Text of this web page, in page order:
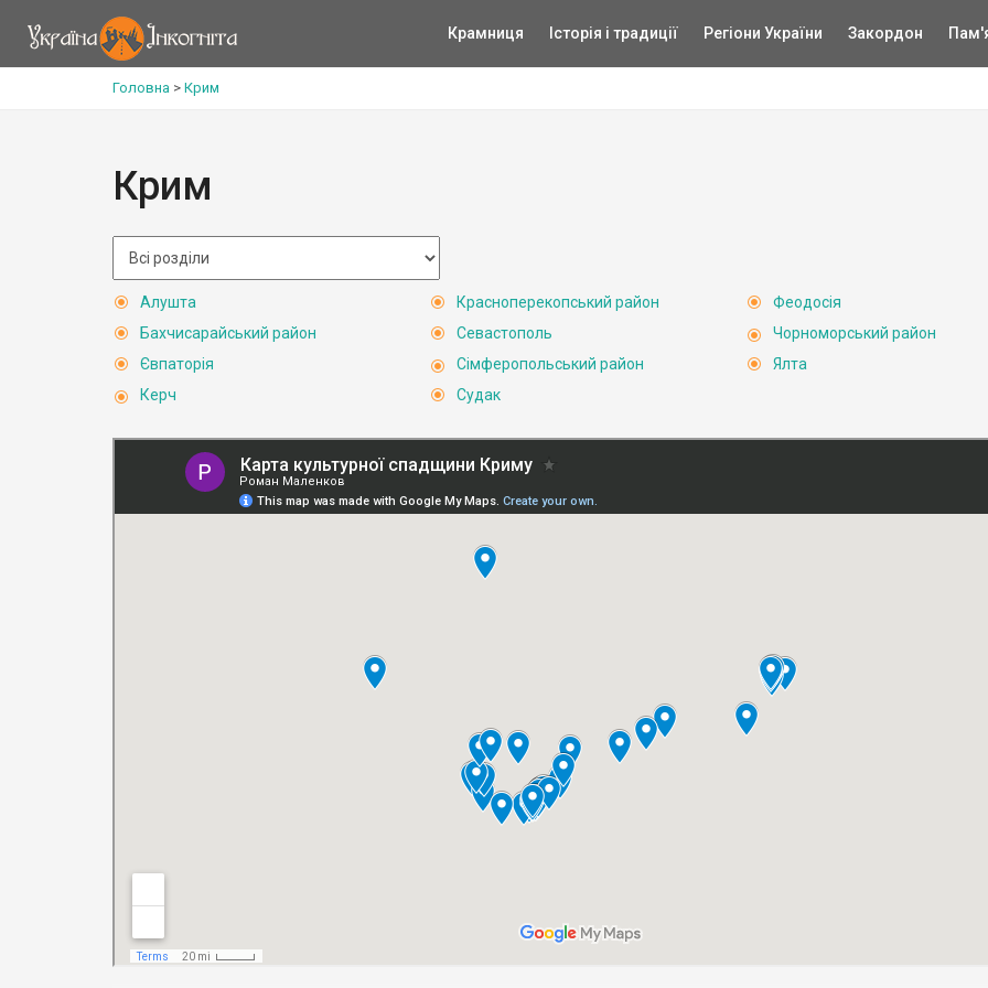
Крамниця Історія і традиції Регіони України Закордон
Головна > Крим
Крим
Алушта
Бахчисарайський район
Євпаторія
Керч
Красноперекопський район
Севастополь
Сімферопольський район
Судак
Феодосія
Чорноморський район
Ялта